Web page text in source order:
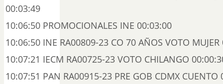
00:03:49
10:06:50 PROMOCIONALES INE 00:03:00
10:06:50 INE RA00809-23 CO 70 AÑOS VOTO
10:07:21 IECM RA00725-23 VOTO CHILANGO
10:07:51 PAN RA00915-23 PRE GOB CDMX CUENTO